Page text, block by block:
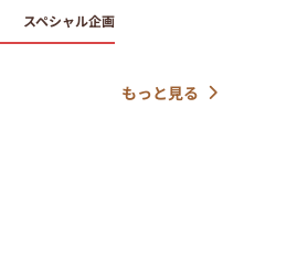
スペシャル企画
もっと見る